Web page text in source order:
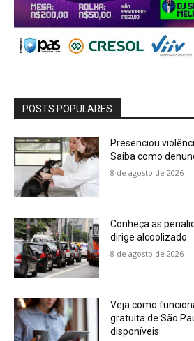
POSTS POPULARES
Presenciou
Saiba como
8 de agosto de 2026
Conheça as
dirige alcoolizado
8 de agosto de 2026
Veja como
gratuita de São
disponíveis